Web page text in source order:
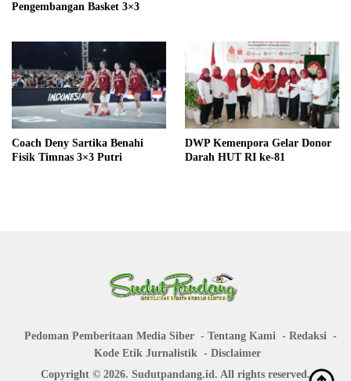
Pengembangan Basket 3×3
Coach Deny Sartika Benahi
Fisik Timnas 3×3 Putri
DWP Kemenpora Gelar Donor
Darah HUT RI ke-81
Pedoman Pemberitaan Media Siber Tentang Kami
Redaksi
Kode Etik Jurnalistik
Disclaimer
Copyright © 2026. Sudutpandang.id. All rights reserved.